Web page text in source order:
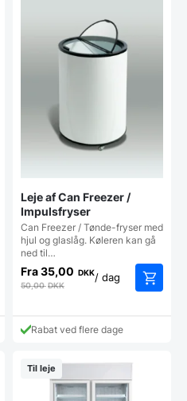
Leje af Can Freezer /
Impulsfryser
Can Freezer / Tønde-fryser med
hjul og glaslåg. Køleren kan gå
ned til…
Fra35,00 DKK
50,00DKK
/ dag
Rabat ved flere dage
Til leje